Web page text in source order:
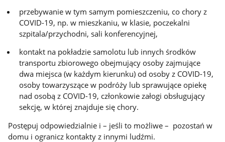
przebywanie w tym samym pomieszczeniu, co chory z
COVID-19, np. w mieszkaniu, w klasie, poczekalni
szpitala/przychodni, sali konferencyjnej,
kontakt na pokładzie samolotu lub innych środków
transportu zbiorowego obejmujący osoby zajmujące
dwa miejsca (w każdym kierunku) od osoby z COVID-19,
osoby towarzyszące w podróży lub sprawujące opiekę
nad osobą z COVID-19, członkowie załogi obsługujący
sekcję, w której znajduje się chory.
Postępuj odpowiedzialnie i – jeśli to możliwe – pozostań w
domu i ogranicz kontakty z innymi ludźmi.